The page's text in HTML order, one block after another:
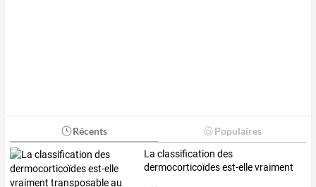
Récents Populaires
La classification des
dermocorticoïdesest-ellevraiment